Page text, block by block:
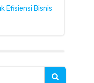
Efisiensi Bisnis